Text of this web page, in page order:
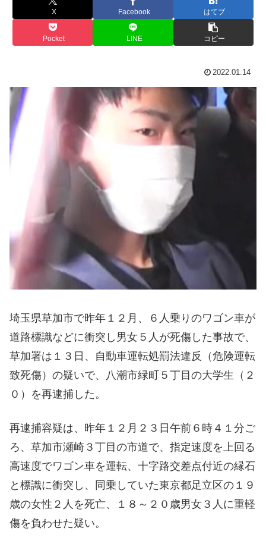
X Facebook はてブ
Pocket LINE コピー
2022.01.14
埼玉県草加市で昨年１２月、６人乗りのワゴン車が
道路標識などに衝突し男女５人が死傷した事故で、
草加署は１３日、自動車運転処罰法違反（危険運転
致死傷）の疑いで、八潮市緑町５丁目の大学生（２
０）を再逮捕した。
再逮捕容疑は、昨年１２月２３日午前６時４１分ご
ろ、草加市瀬崎３丁目の市道で、指定速度を上回る
高速度でワゴン車を運転、十字路交差点付近の縁石
と標識に衝突し、同乗していた東京都足立区の１９
歳の女性２人を死亡、１８～２０歳男女３人に重軽
傷を負わせた疑い。